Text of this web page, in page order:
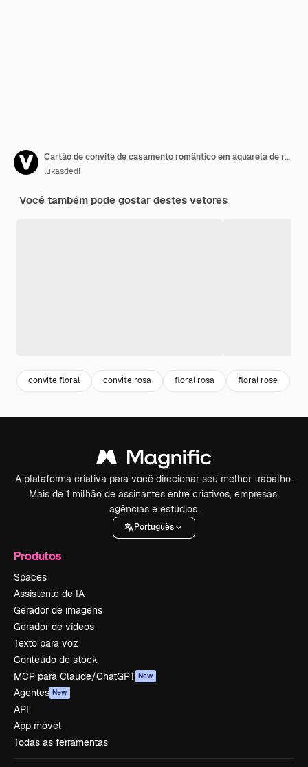
Cartão de convite de casamento romântico em aquarela de rosas brancas
lukasdedi
Você também pode gostar destes vetores
convite floral convite rosa floral rosa floral rose
A plataforma criativa para você direcionar seu melhor trabalho.
Mais de 1 milhão de assinantes entre criativos, empresas,
agências e estúdios.
Português
Produtos
Spaces
Assistente de IA
Gerador de imagens
Gerador de vídeos
Texto para voz
Conteúdo de stock
MCP para Claude/ChatGPT New
Agentes New
API
App móvel
Todas as ferramentas